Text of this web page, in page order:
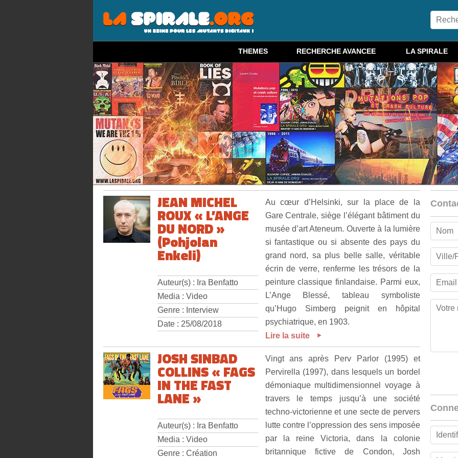
THEMES RECHERCHE AVANCEE LA SPIRALE
JEAN MICHEL
ROUX « L’ANGE
DU NORD »
(Pohjolan
Enkeli)
Auteur(s) : Ira Benfatto
Media : Video
Genre : Interview
Date : 25/08/2018
Au cœur d’Helsinki, sur la place de la
Gare Centrale, siège l’élégant bâtiment du
musée d’art Ateneum. Ouverte à la lumière
si fantastique ou si absente des pays du
grand nord, sa plus belle salle, véritable
écrin de verre, renferme les trésors de la
peinture classique finlandaise. Parmi eux,
L’Ange Blessé, tableau symboliste
qu’Hugo Simberg peignit en hôpital
psychiatrique, en 1903.
Lire la suite
JOSH SINBAD
COLLINS « FAGS
IN THE FAST
LANE »
Auteur(s) : Ira Benfatto
Media : Video
Genre : Création
Vingt ans après Perv Parlor (1995) et
Pervirella (1997), dans lesquels un bordel
démoniaque multidimensionnel voyage à
travers le temps jusqu’à une société
techno-victorienne et une secte de pervers
lutte contre l’oppression des sens imposée
par la reine Victoria, dans la colonie
britannique fictive de Condon, Josh